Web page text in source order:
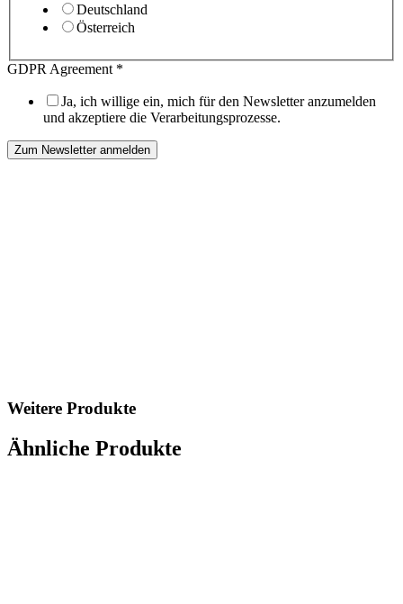
Deutschland
Österreich
GDPR Agreement *
Ja, ich willige ein, mich für den Newsletter anzumelden
und akzeptiere die Verarbeitungsprozesse.
Zum Newsletter anmelden
Weitere Produkte
Ähnliche Produkte